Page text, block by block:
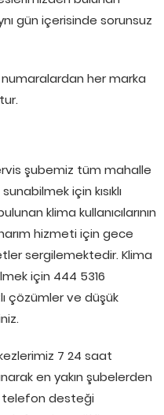
gün içerisinde sorunsuz
numaralardan her marka
şubemiz tüm mahalle
için kısıklı
klima kullanıcılarının
hizmeti için gece
sergilemektedir. Klima
için 444 5316
çözümler ve düşük
7 24 saat
en yakın şubelerden
telefon desteği